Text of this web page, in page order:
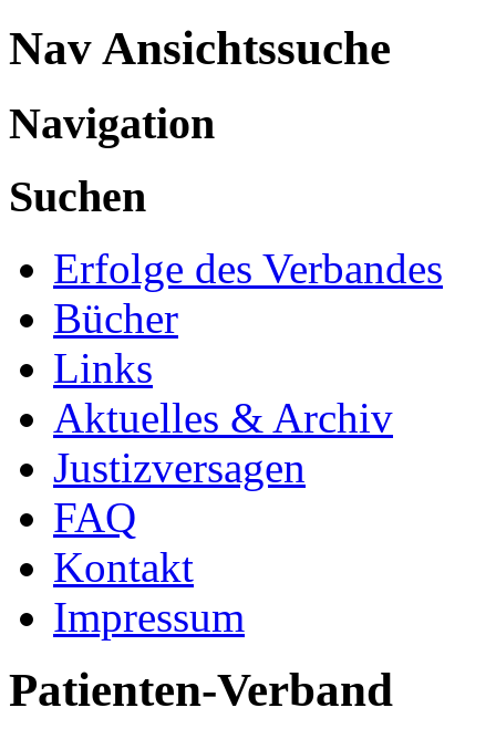
Nav Ansichtssuche
Navigation
Suchen
Erfolge des Verbandes
Bücher
Links
Aktuelles & Archiv
Justizversagen
FAQ
Kontakt
Impressum
Patienten-Verband